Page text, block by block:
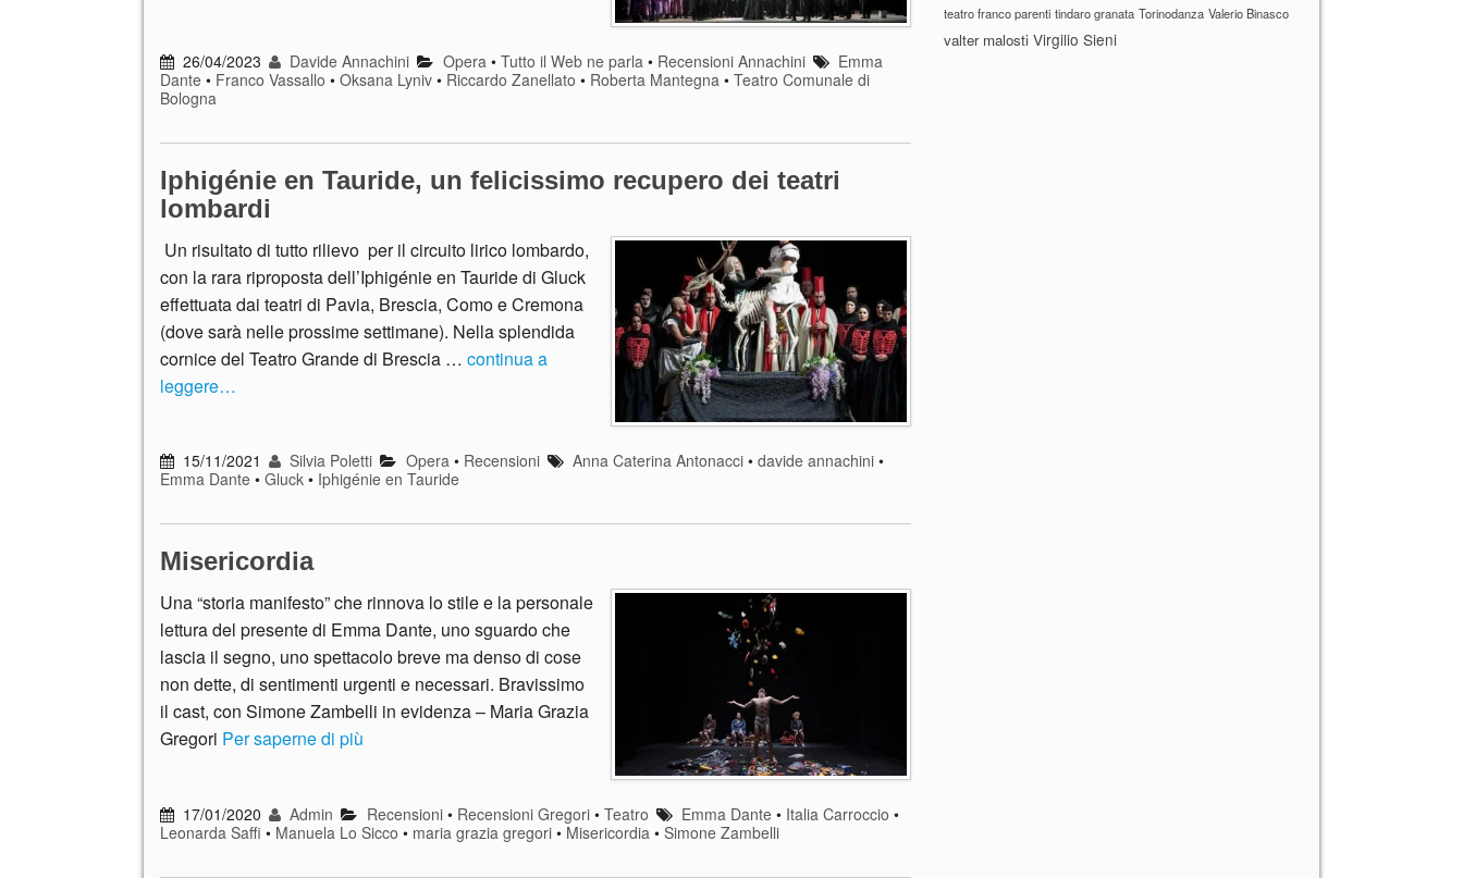
26/04/2023 Davide Annachini Opera• Tutto il Web ne parla• Recensioni Annachini
Emma
Dante • Franco Vassallo • Oksana Lyniv • Riccardo Zanellato • Roberta Mantegna • Teatro Comunale di
Bologna
Iphigénie en Tauride, un felicissimo recupero dei teatri
lombardi
Un risultato di tutto rilievo per il circuito lirico lombardo,
con la rara riproposta dell’Iphigénie en Tauride di Gluck
effettuata dai teatri di Pavia, Brescia, Como e Cremona
(dove sarà nelle prossime settimane). Nella splendida
cornice del Teatro Grande di Brescia … continua a
leggere…
15/11/2021 Silvia Poletti Opera• Recensioni Anna Caterina Antonacci• davide annachini•
Emma Dante • Gluck • Iphigénie en Tauride
Misericordia
Una “storia manifesto” che rinnova lo stile e la personale
lettura del presente di Emma Dante, uno sguardo che
lascia il segno, uno spettacolo breve ma denso di cose
non dette, di sentimenti urgenti e necessari. Bravissimo
il cast, con Simone Zambelli in evidenza – Maria Grazia
Gregori Per saperne di più
17/01/2020 Admin Recensioni• Recensioni Gregori• Teatro Emma Dante• Italia Carroccio •
Leonarda Saffi • Manuela Lo Sicco • maria grazia gregori • Misericordia • Simone Zambelli
teatro franco parenti tindaro granata Torinodanza Valerio Binasco
valter malosti Virgilio Sieni